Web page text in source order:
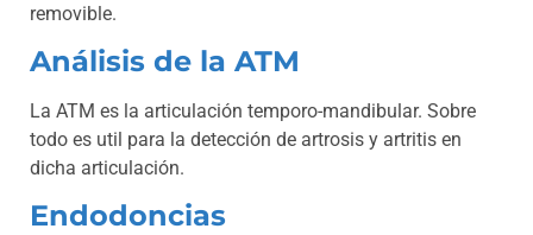
removible.
Análisis de la ATM
La ATM es la articulación temporo-mandibular. Sobre
todo es util para la detección de artrosis y artritis en
dicha articulación.
Endodoncias